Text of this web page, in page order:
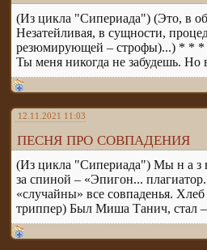
(Из цикла "Сипериада") (Это, в
Незатейливая, в сущности,
резюмирующей – строфы)...) * * *
Ты меня никогда не забудешь.
12.11.2021 11:03
ПЕСНЯ ПРО СОВПАДЕНИЯ
(Из цикла "Сипериада") Мы н а з
за спиной – «Эпигон...
«случайны» все совпаденья.
триппер) Был Миша Танич, стал